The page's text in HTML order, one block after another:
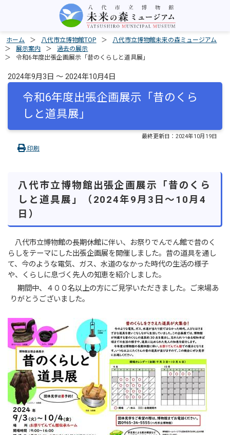
ホーム 八代市立博物館TOP
八代市立博物館未来の森ミュージアム
展示案内
過去の展示
令和6年度出張企画展示「昔のくらしと道具展」
2024年9月3日 ～ 2024年10月4日
令和6年度出張企画展示「昔のくら
しと道具展」
最終更新日： 2024年10月19日
印刷
八代市立博物館出張企画展示「昔のくら
しと道具展」（2024年9月3日～10月4
日）
八代市立博物館の長期休館に伴い、お祭りでんでん館で昔のく
らしをテーマにした出張企画展を開催しました。昔の道具を通し
て、今のような電気、ガス、水道のなかった時代の生活の様子
や、くらしに息づく先人の知恵を紹介しました。
期間中、４００名以上の方にご見学いただきました。ご来場あ
りがとうございました。